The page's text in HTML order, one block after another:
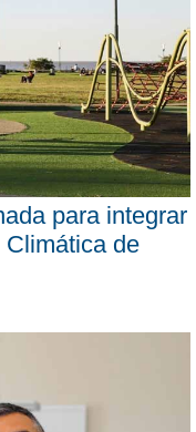
para integrar
de